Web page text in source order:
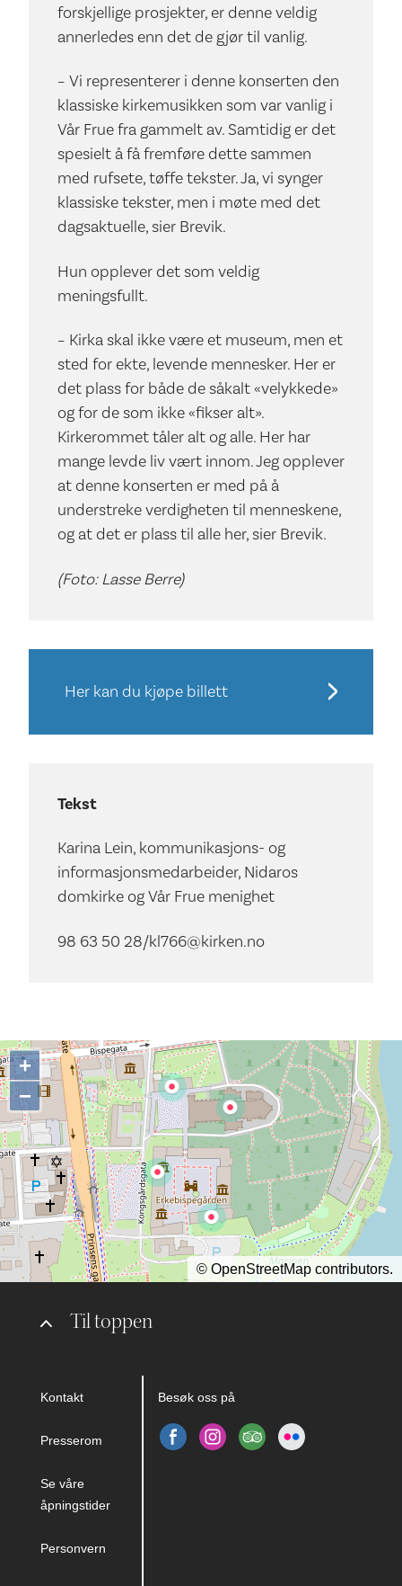
forskjellige prosjekter, er denne veldig
annerledes enn det de gjør til vanlig.
– Vi representerer i denne konserten den
klassiske kirkemusikken som var vanlig i
Vår Frue fra gammelt av. Samtidig er det
spesielt å få fremføre dette sammen
med rufsete, tøffe tekster. Ja, vi synger
klassiske tekster, men i møte med det
dagsaktuelle, sier Brevik.
Hun opplever det som veldig
meningsfullt.
– Kirka skal ikke være et museum, men et
sted for ekte, levende mennesker. Her er
det plass for både de såkalt «velykkede»
og for de som ikke «fikser alt».
Kirkerommet tåler alt og alle. Her har
mange levde liv vært innom. Jeg opplever
at denne konserten er med på å
understreke verdigheten til menneskene,
og at det er plass til alle her, sier Brevik.
(Foto: Lasse Berre)
Her kan du kjøpe billett
Tekst
Karina Lein, kommunikasjons- og
informasjonsmedarbeider, Nidaros
domkirke og Vår Frue menighet
98 63 50 28/kl766@kirken.no
Til toppen
Kontakt
Presserom
Se våre
åpningstider
Personvern
Besøk oss på
+
−
© OpenStreetMap contributors.